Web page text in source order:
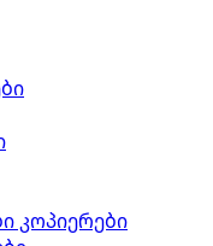
კოპიერები